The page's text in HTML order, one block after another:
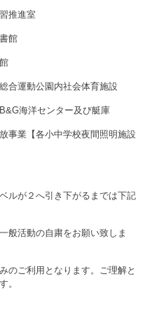
推進室
内社会体育施設
ター及び艇庫
学校夜間照明施設
ルが２へ引き下がるまでは下記
般活動の自粛をお願い致しま
のご利用となります。ご理解と
。